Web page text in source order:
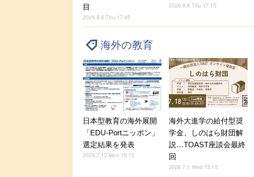
目
2026.8.6 Thu 17:45
2026.8.6 Thu 17:15
海外の教育
日本型教育の海外展開
「EDU-Portニッポン」
選定結果を発表
2026.7.13 Mon 15:15
海外大進学の給付型奨
学金、しのはら財団解
説…TOAST座談会最終
回
2026.7.1 Wed 15:15